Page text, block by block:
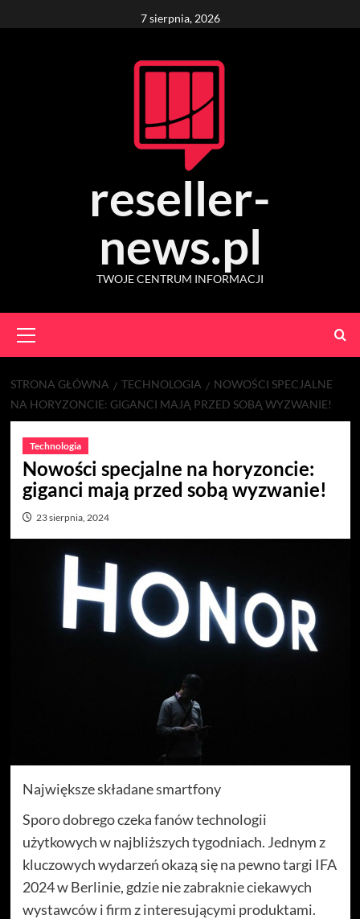
to
7 sierpnia, 2026
reseller-
news.pl
TWOJE CENTRUM INFORMACJI
Menu
STRONA GŁÓWNA TECHNOLOGIA
NOWOŚCI SPECJALNE
NA HORYZONCIE: GIGANCI MAJĄ PRZED SOBĄ WYZWANIE!
Technologia
Nowości specjalne na horyzoncie:
giganci mają przed sobą wyzwanie!
23 sierpnia, 2024
Największe składane smartfony
Sporo dobrego czeka fanów technologii
użytkowych w najbliższych tygodniach. Jednym z
kluczowych wydarzeń okazą się na pewno targi IFA
2024 w Berlinie, gdzie nie zabraknie ciekawych
wystawców i firm z interesującymi produktami.